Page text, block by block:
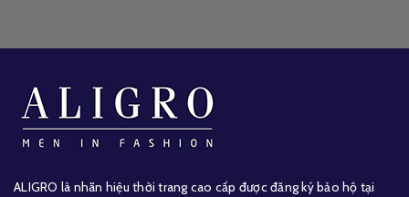
ALIGRO là nhãn hiệu thời trang cao cấp được đăng ký bảo hộ tại